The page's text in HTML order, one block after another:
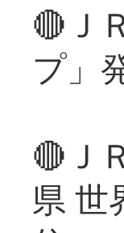
🔴Ｊ
プ」
🔴Ｊ
県 世